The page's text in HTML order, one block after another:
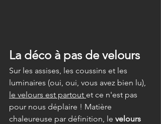
La déco à pas de velours
Sur les assises, les coussins et les
luminaires (oui, oui, vous avez bien lu),
le velours est partout et ce n'est pas
pour nous déplaire ! Matière
chaleureuse par définition, le velours